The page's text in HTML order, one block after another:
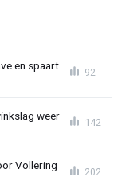
en spaart
92
weer
142
Vollering
202